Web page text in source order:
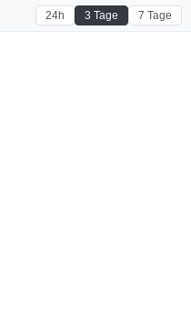
24h 3 Tage 7 Tage